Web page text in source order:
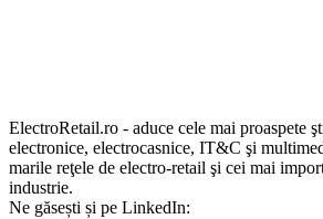
ElectroRetail.ro - aduce cele mai proaspete
electronice, electrocasnice, IT&C şi
marile reţele de electro-retail şi cei mai
industrie.
Ne găsești și pe LinkedIn: